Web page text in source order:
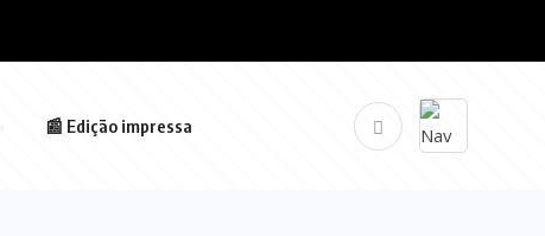
📰 Edição impressa